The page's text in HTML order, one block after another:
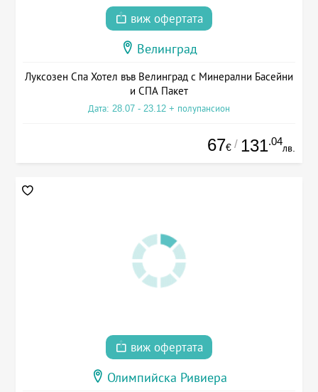
виж офертата
Велинград
Луксозен Спа Хотел във Велинград с Минерални Басейни
и СПА Пакет
Дата: 28.07 - 23.12 + полупансион
67€ / 131.04
лв.
виж офертата
Олимпийска Ривиера